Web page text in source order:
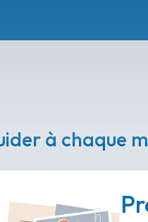
à chaque